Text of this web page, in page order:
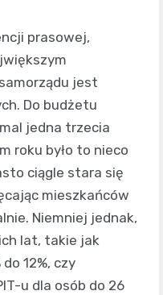
prasowej,
jest
Do budżetu
jedna trzecia
roku było to nieco
ciągle stara się
mieszkańców
Niemniej jednak,
lat, takie jak
12%, czy
u dla osób do 26